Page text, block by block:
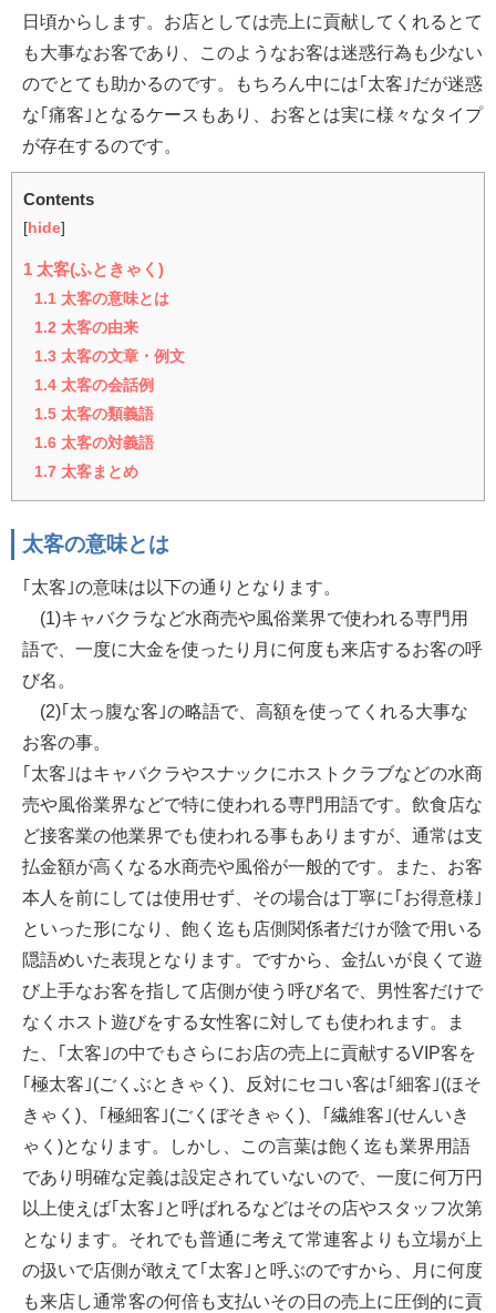
日頃からします。お店としては売上に貢献してくれるとて
も大事なお客であり、このようなお客は迷惑行為も少ない
のでとても助かるのです。もちろん中には｢太客｣だが迷惑
な｢痛客｣となるケースもあり、お客とは実に様々なタイプ
が存在するのです。
Contents
[ hide]
1 太客(ふときゃく)
1.1 太客の意味とは
1.2 太客の由来
1.3 太客の文章・例文
1.4 太客の会話例
1.5 太客の類義語
1.6 太客の対義語
1.7 太客まとめ
太客の意味とは
｢太客｣の意味は以下の通りとなります。
(1)キャバクラなど水商売や風俗業界で使われる専門用
語で、一度に大金を使ったり月に何度も来店するお客の呼
び名。
(2)｢太っ腹な客｣の略語で、高額を使ってくれる大事な
お客の事。
｢太客｣はキャバクラやスナックにホストクラブなどの水商
売や風俗業界などで特に使われる専門用語です。飲食店な
ど接客業の他業界でも使われる事もありますが、通常は支
払金額が高くなる水商売や風俗が一般的です。また、お客
本人を前にしては使用せず、その場合は丁寧に｢お得意様｣
といった形になり、飽く迄も店側関係者だけが陰で用いる
隠語めいた表現となります。ですから、金払いが良くて遊
び上手なお客を指して店側が使う呼び名で、男性客だけで
なくホスト遊びをする女性客に対しても使われます。ま
た、｢太客｣の中でもさらにお店の売上に貢献するVIP客を
｢極太客｣(ごくぶときゃく)、反対にセコい客は｢細客｣(ほそ
きゃく)、｢極細客｣(ごくぼそきゃく)、｢繊維客｣(せんいき
ゃく)となります。しかし、この言葉は飽く迄も業界用語
であり明確な定義は設定されていないので、一度に何万円
以上使えば｢太客｣と呼ばれるなどはその店やスタッフ次第
となります。それでも普通に考えて常連客よりも立場が上
の扱いで店側が敢えて｢太客｣と呼ぶのですから、月に何度
も来店し通常客の何倍も支払いその日の売上に圧倒的に貢